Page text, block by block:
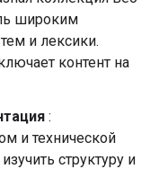
широким
и лексики.
контент на
:
и технической
структуру и